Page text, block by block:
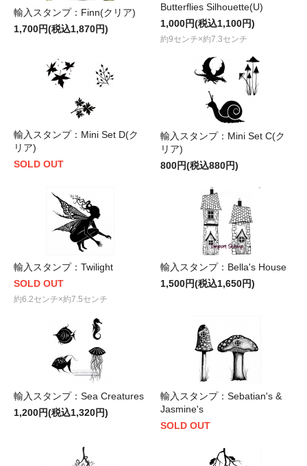
輸入スタンプ：Finn(クリア)
1,700円(税込1,870円)
Butterflies Silhouette(U)
1,000円(税込1,100円)
約9センチ×約7.3センチ
輸入スタンプ：Mini Set D(ク
リア)
SOLD OUT
輸入スタンプ：Mini Set C(ク
リア)
800円(税込880円)
輸入スタンプ：Twilight
SOLD OUT
約6.2センチ×約7.5センチ
輸入スタンプ：Bella's House
1,500円(税込1,650円)
輸入スタンプ：Sea Creatures
1,200円(税込1,320円)
輸入スタンプ：Sebatian's &
Jasmine's
SOLD OUT